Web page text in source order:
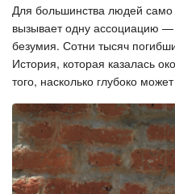
Для большинства людей
вызывает одну ассоциацию
безумия. Сотни тысяч
История, которая казалась
того, насколько глубоко